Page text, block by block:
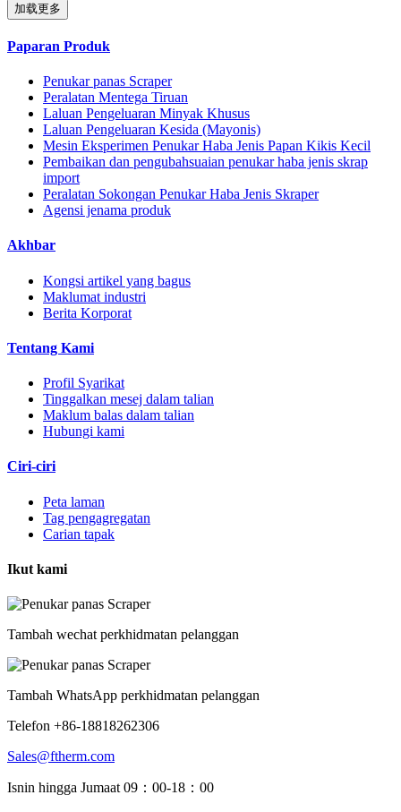
加载更多
Paparan Produk
Penukar panas Scraper
Peralatan Mentega Tiruan
Laluan Pengeluaran Minyak Khusus
Laluan Pengeluaran Kesida (Mayonis)
Mesin Eksperimen Penukar Haba Jenis Papan Kikis Kecil
Pembaikan dan pengubahsuaian penukar haba jenis skrap
import
Peralatan Sokongan Penukar Haba Jenis Skraper
Agensi jenama produk
Akhbar
Kongsi artikel yang bagus
Maklumat industri
Berita Korporat
Tentang Kami
Profil Syarikat
Tinggalkan mesej dalam talian
Maklum balas dalam talian
Hubungi kami
Ciri-ciri
Peta laman
Tag pengagregatan
Carian tapak
Ikut kami
Tambah wechat perkhidmatan pelanggan
Tambah WhatsApp perkhidmatan pelanggan
Telefon +86-18818262306
Sales@ftherm.com
Isnin hingga Jumaat 09：00-18：00